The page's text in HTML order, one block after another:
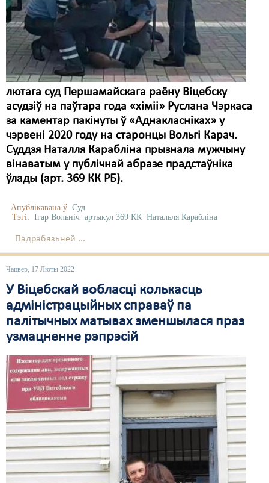
лютага суд Першамайскага раёну Віцебску
асудзіў на паўтара года «хіміі» Руслана Чэркаса
за каментар пакінуты ў «Аднакласніках» у
чэрвені 2020 году на старонцы Вольгі Карач.
Суддзя Наталля Карабліна прызнала мужчыну
вінаватым у публічнай абразе прадстаўніка
ўлады (арт. 369 КК РБ).
Апублікавана ў Суд
Тэгі: Ігар Вольніч артыкул 369 КК Натальля Карабліна
Падрабязьней ...
Чацвер, 17 Люты 2022
У Віцебскай вобласці колькасць
адміністрацыйных справаў па
палітычных матывах зменшылася праз
узмацненне рэпрэсій